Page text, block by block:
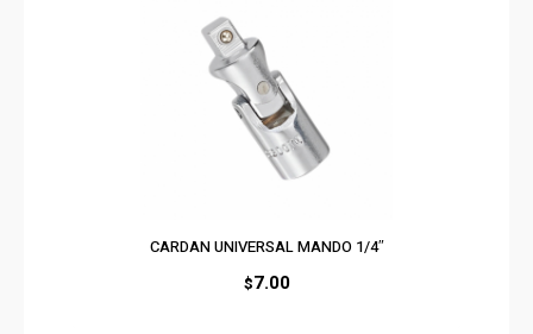
CARDAN UNIVERSAL MANDO 1/4″
$7.00